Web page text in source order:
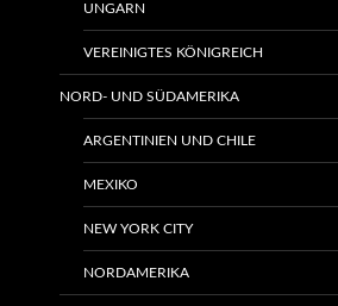
UNGARN
VEREINIGTES KÖNIGREICH
NORD- UND SÜDAMERIKA
ARGENTINIEN UND CHILE
MEXIKO
NEW YORK CITY
NORDAMERIKA